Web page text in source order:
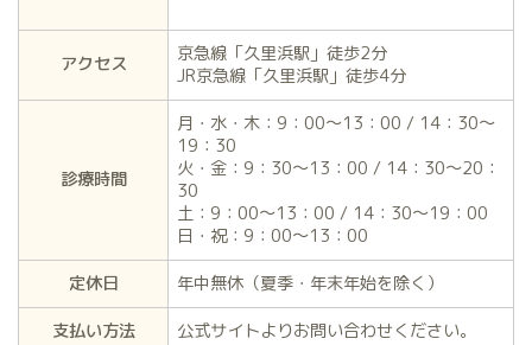
アクセス
京急線「久里浜駅」徒歩2分
JR京急線「久里浜駅」徒歩4分
診療時間
月・水・木：9：00～13：00 / 14：30～
19：30
火・金：9：30～13：00 / 14：30～20：
30
土：9：00～13：00 / 14：30～19：00
日・祝：9：00～13：00
定休日
年中無休（夏季・年末年始を除く）
支払い方法
公式サイトよりお問い合わせください。